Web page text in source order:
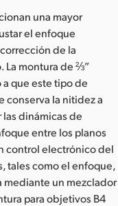
una mayor
el enfoque
de la
La montura de ⅔”
que este tipo de
conserva la nitidez a
dinámicas de
entre los planos
control electrónico del
tales como el enfoque,
mediante un mezclador
para objetivos B4